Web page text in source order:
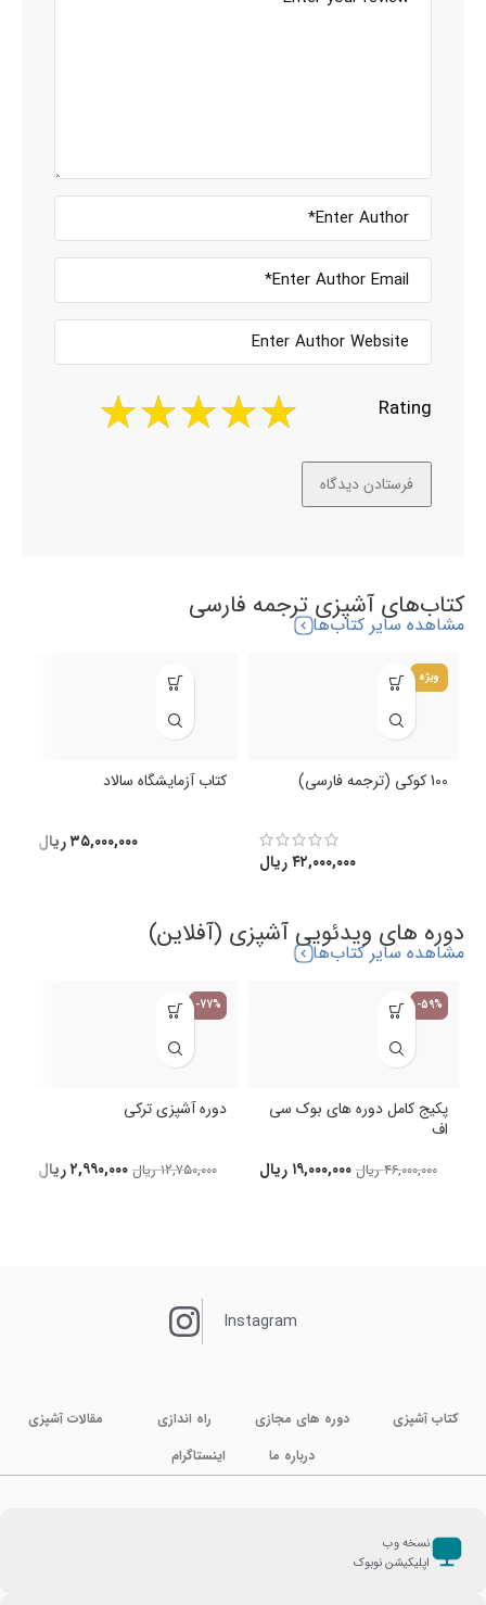
Rating
کتاب‌های آشپزی ترجمه فارسی
مشاهده سایر کتاب‌ها
ویژه
100 کوکی (ترجمه فارسی)
۴۲,۰۰۰,۰۰۰ریال
کتاب آزمایشگاه سالاد
۳۵,۰۰۰,۰۰۰ریال
دوره های ویدئویی آشپزی (آفلاین)
مشاهده سایر کتاب‌ها
-59%
پکیج کامل دوره های بوک سی
اف
۴۶,۰۰۰,۰۰۰ ریال ۱۹,۰۰۰,۰۰۰ ریال
-77%
دوره آشپزی ترکی
۱۲,۷۵۰,۰۰۰ ریال ۲,۹۹۰,۰۰۰ریال
Instagram
کتاب آشپزی دوره های مجازی راه اندازی
مقالات آشپزی
درباره ما
اینستاگرام
نسخه وب
اپلیکیشن نوبوک